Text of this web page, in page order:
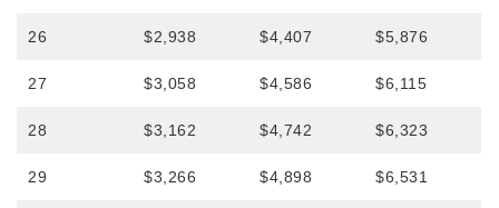
26 $2,938 $4,407 $5,876
27 $3,058 $4,586 $6,115
28 $3,162 $4,742 $6,323
29 $3,266 $4,898 $6,531